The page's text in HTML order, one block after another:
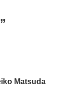
Matsuda